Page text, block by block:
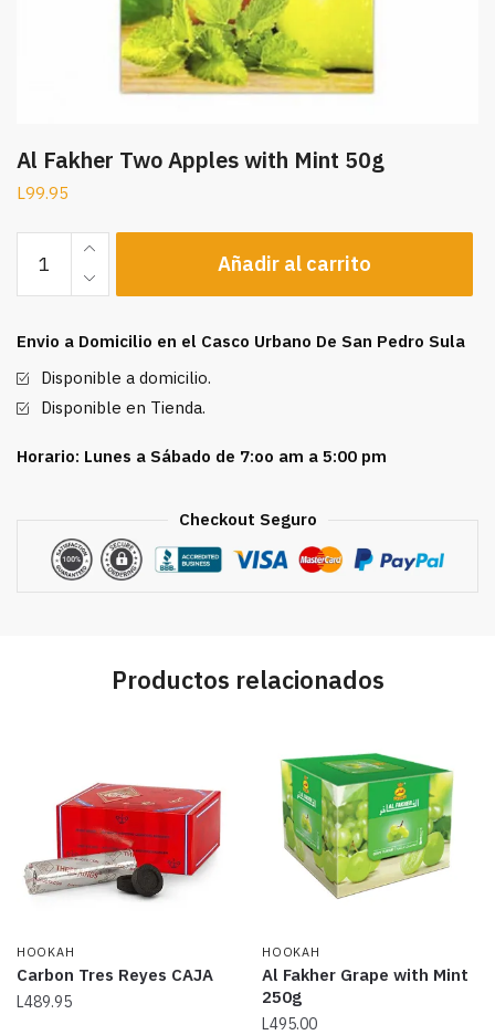
Al Fakher Two Apples with Mint 50g
L99.95
Fakher
Two
with
Mint
50g
Añadir al carrito
Envio a Domicilio en el Casco Urbano De San Pedro Sula
Disponible a domicilio.
Disponible en Tienda.
Horario: Lunes a Sábado de 7:oo am a 5:00 pm
Checkout Seguro
Productos relacionados
HOOKAH
Carbon Tres Reyes CAJA
L489.95
HOOKAH
Al Fakher Grape with Mint
250g
L495.00